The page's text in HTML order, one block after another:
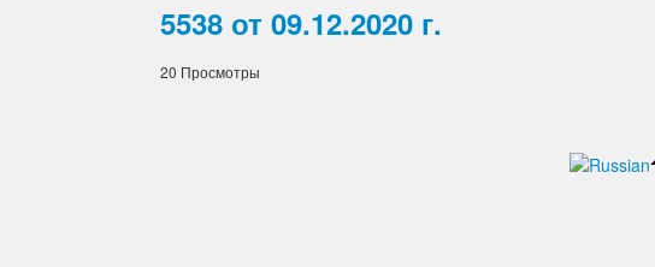
5538 от 09.12.2020 г.
20 Просмотры